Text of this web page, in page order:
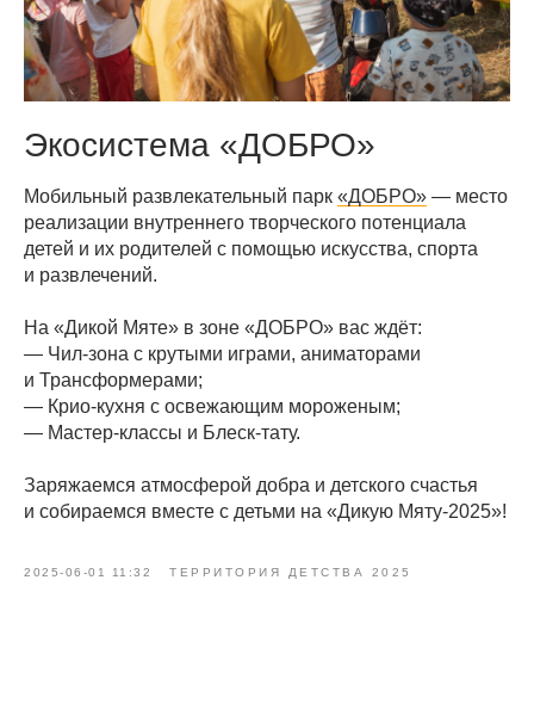
Экосистема «ДОБРО»
Мобильный развлекательный парк «ДОБРО» — место
реализации внутреннего творческого потенциала
детей и их родителей с помощью искусства, спорта
и развлечений.
На «Дикой Мяте» в зоне «ДОБРО» вас ждёт:
— Чил-зона с крутыми играми, аниматорами
и Трансформерами;
— Крио-кухня с освежающим мороженым;
— Мастер-классы и Блеск-тату.
Заряжаемся атмосферой добра и детского счастья
и собираемся вместе с детьми на «Дикую Мяту-2025»!
2025-06-01 11:32 ТЕРРИТОРИЯ ДЕТСТВА 2025